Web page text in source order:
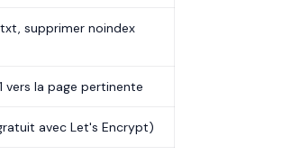
supprimer noindex
vers la page pertinente
avec Let's Encrypt)